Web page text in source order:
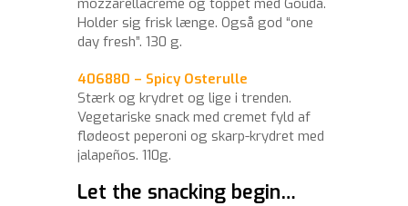
Holder sig frisk længe. Også god “one
day fresh”. 130 g.
406880 – Spicy Osterulle
Stærk og krydret og lige i trenden.
Vegetariske snack med cremet fyld af
flødeost peperoni og skarp-krydret med
jalapeños. 110g.
Let the snacking begin…